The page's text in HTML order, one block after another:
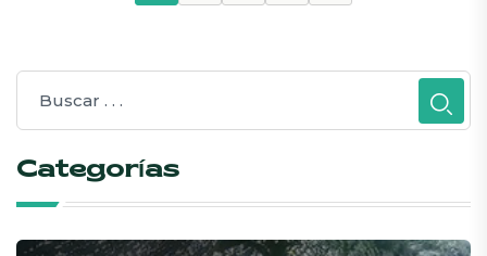
Categorías